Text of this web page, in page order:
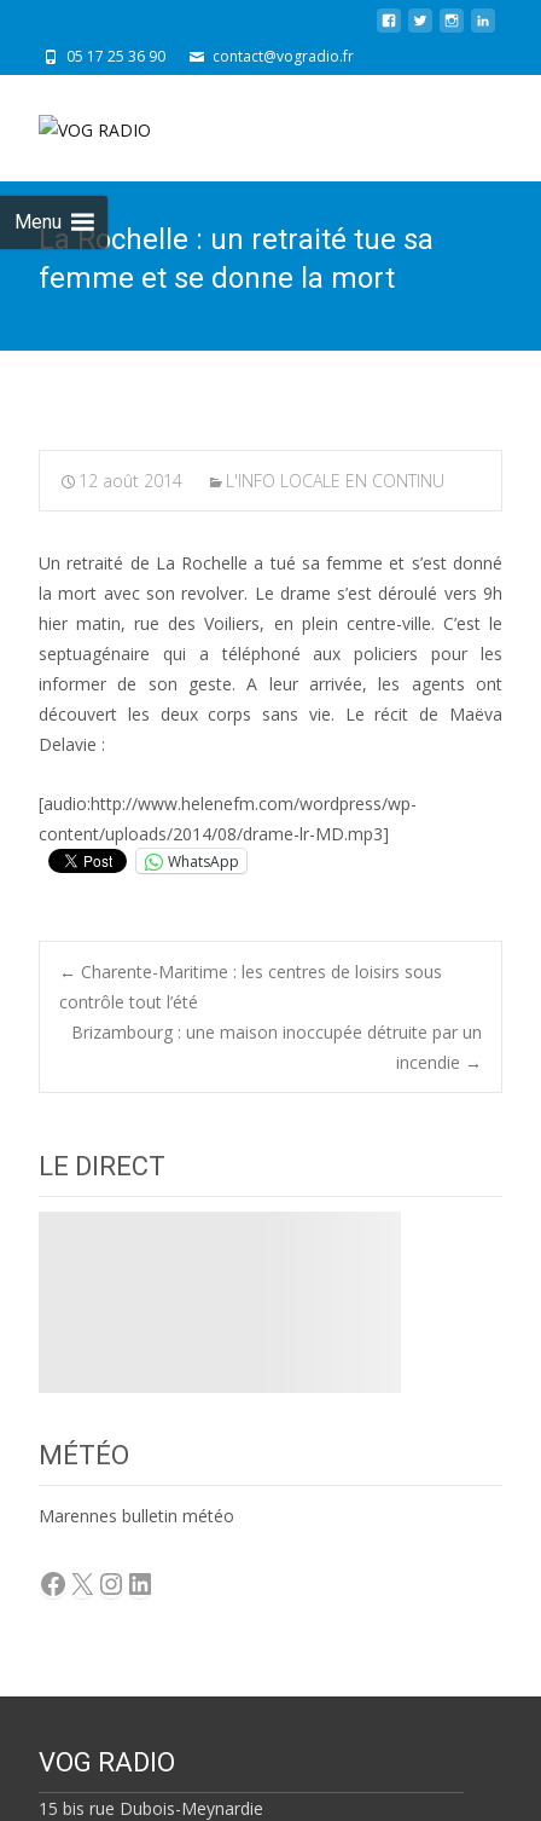
05 17 25 36 90 contact@vogradio.fr
Menu
La Rochelle : un retraité tue sa
femme et se donne la mort
12 août 2014 L'INFO LOCALE EN CONTINU
Un retraité de La Rochelle a tué sa femme et s’est donné
la mort avec son revolver. Le drame s’est déroulé vers 9h
hier matin, rue des Voiliers, en plein centre-ville. C’est le
septuagénaire qui a téléphoné aux policiers pour les
informer de son geste. A leur arrivée, les agents ont
découvert les deux corps sans vie. Le récit de Maëva
Delavie :
[audio:http://www.helenefm.com/wordpress/wp-
content/uploads/2014/08/drame-lr-MD.mp3]
WhatsApp
Post
navigation
← Charente-Maritime : les centres de loisirs sous
contrôle tout l’été
Brizambourg : une maison inoccupée détruite par un
incendie →
LE DIRECT
MÉTÉO
Marennes bulletin météo
Facebook
X Instagram
LinkedIn
VOG RADIO
15 bis rue Dubois-Meynardie